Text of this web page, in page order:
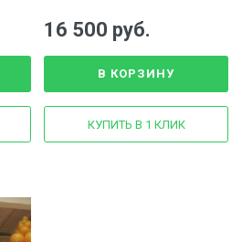
16 500 руб.
В КОРЗИНУ
КУПИТЬ В 1 КЛИК